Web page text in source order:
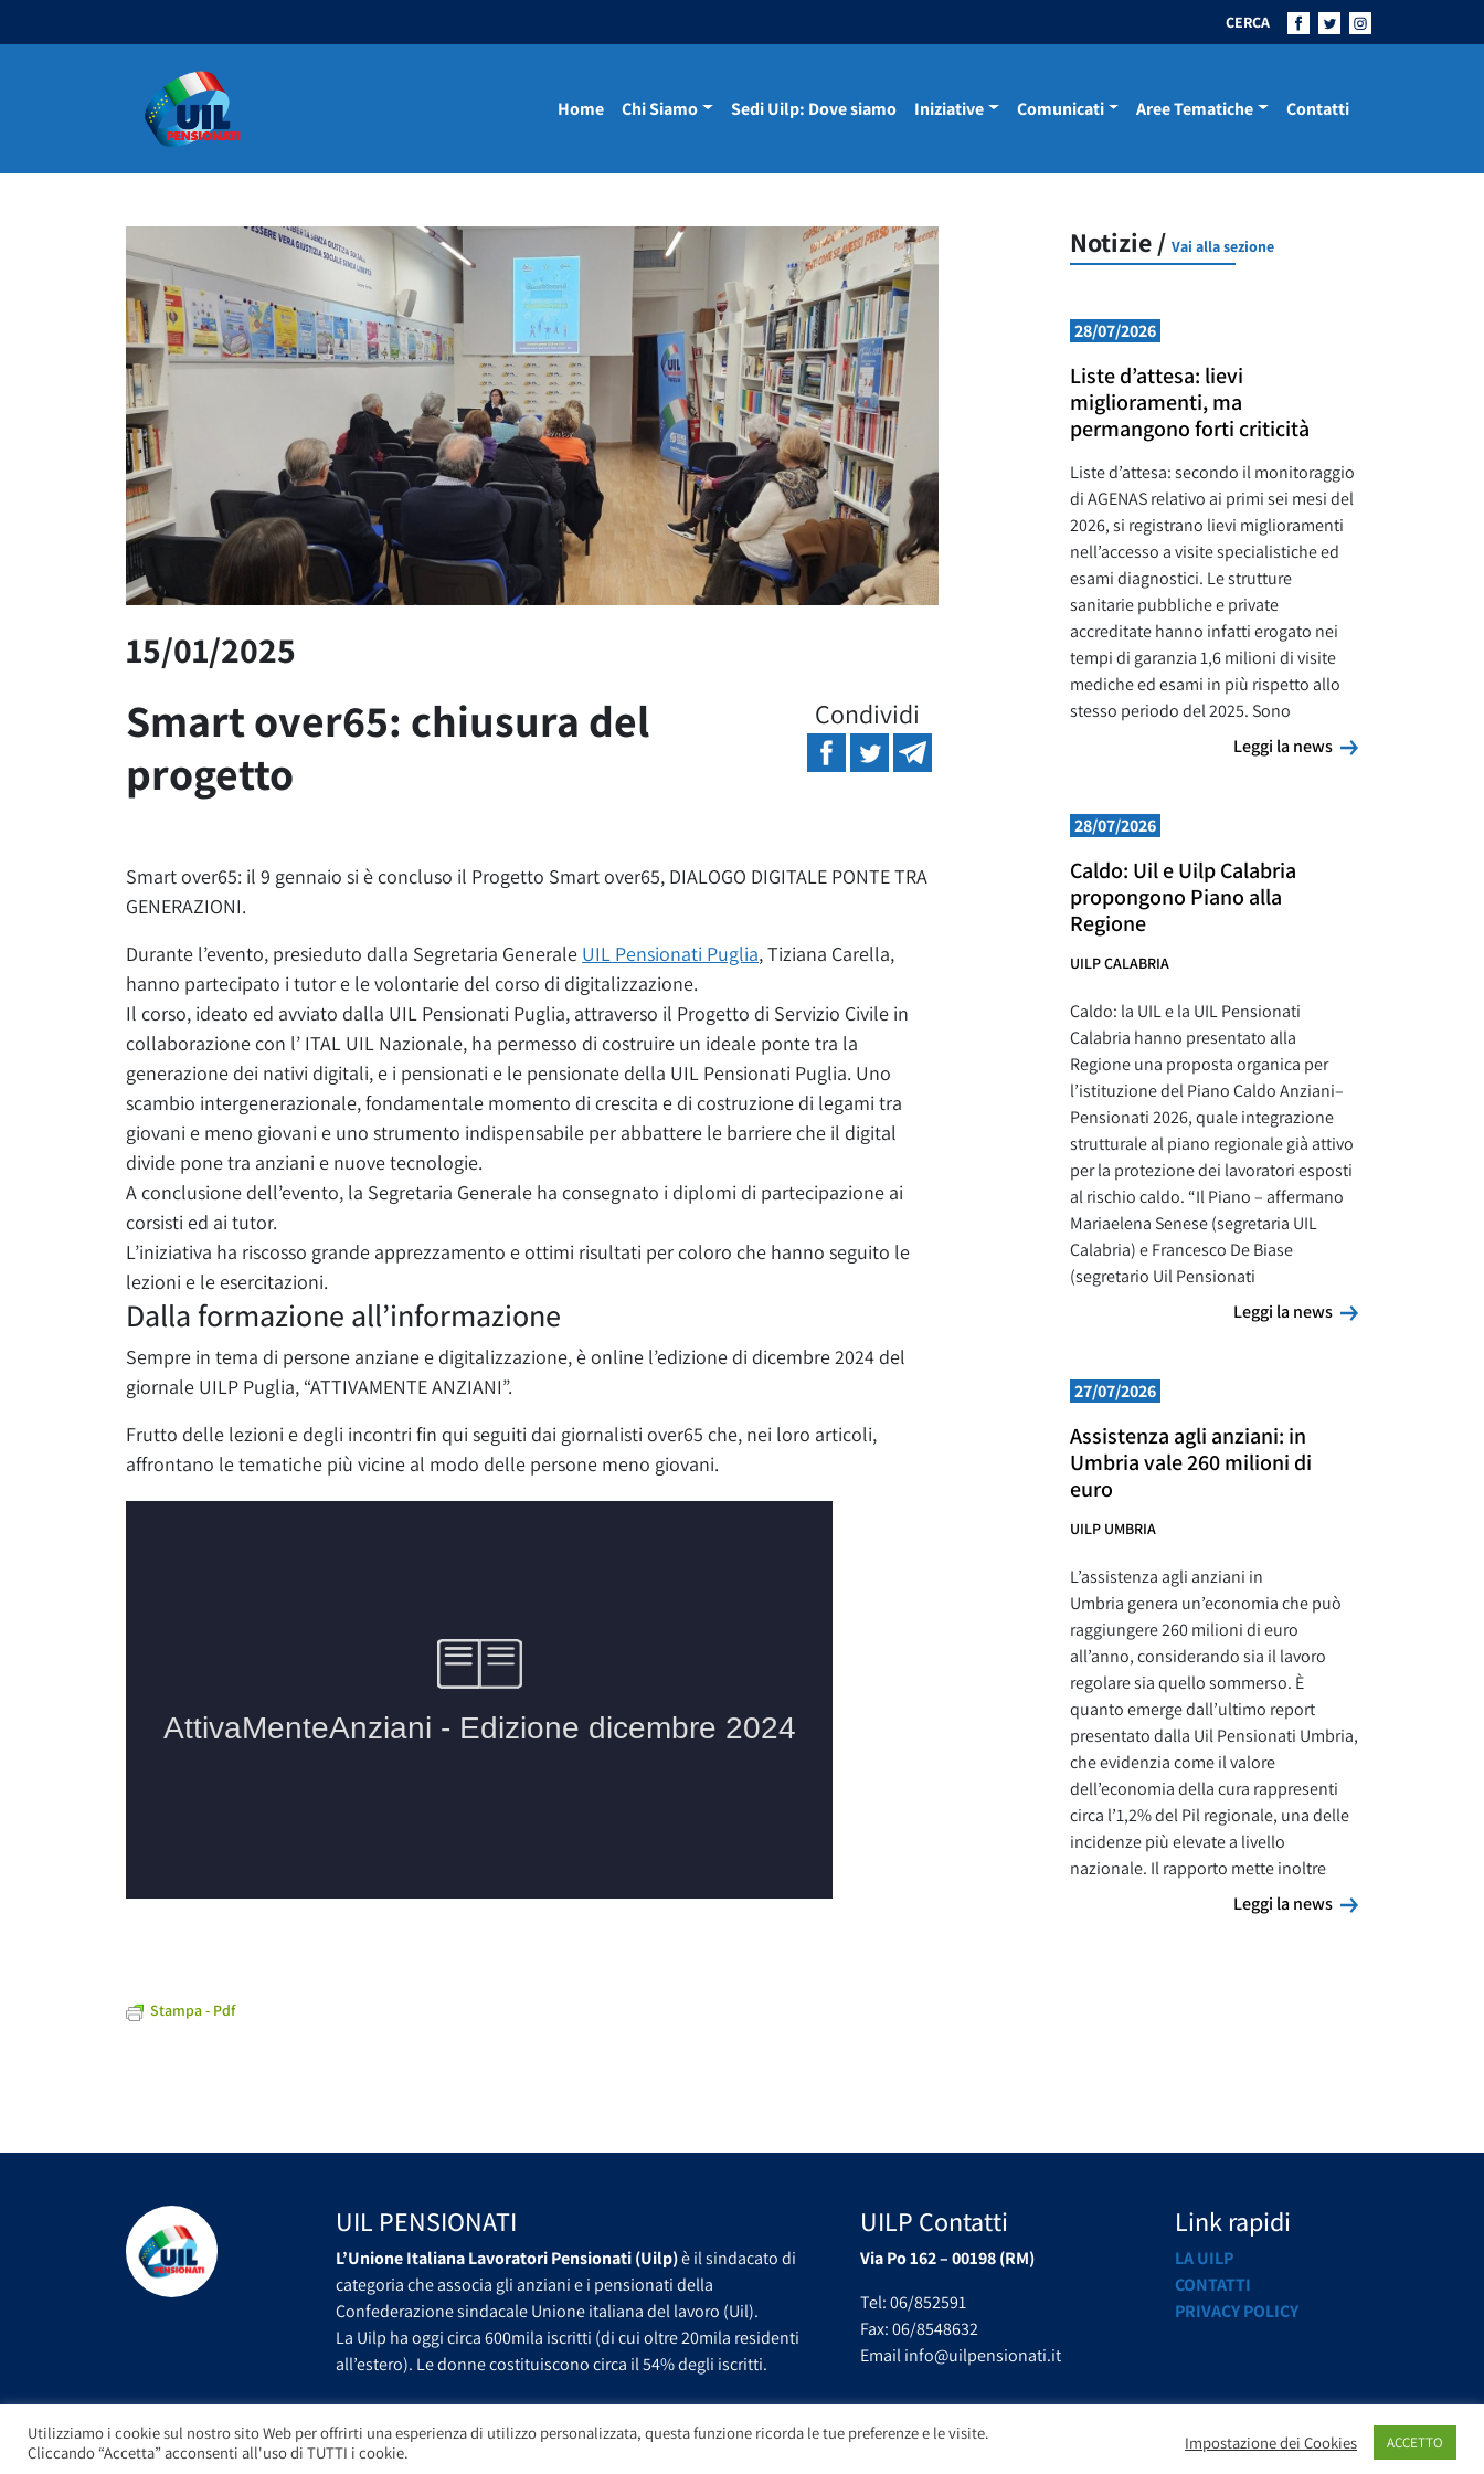
CERCA
Navigazione principale Home Chi Siamo Sedi Uilp: Dove siamo Iniziative Comunicati Aree Tematiche Contatti
15/01/2025
Smart over65: chiusura del
progetto
Condividi
Smart over65: il 9 gennaio si è concluso il Progetto Smart over65, DIALOGO DIGITALE PONTE TRA
GENERAZIONI.
Durante l’evento, presieduto dalla Segretaria Generale UIL Pensionati Puglia, Tiziana Carella,
hanno partecipato i tutor e le volontarie del corso di digitalizzazione.
Il corso, ideato ed avviato dalla UIL Pensionati Puglia, attraverso il Progetto di Servizio Civile in
collaborazione con l’ ITAL UIL Nazionale, ha permesso di costruire un ideale ponte tra la
generazione dei nativi digitali, e i pensionati e le pensionate della UIL Pensionati Puglia. Uno
scambio intergenerazionale, fondamentale momento di crescita e di costruzione di legami tra
giovani e meno giovani e uno strumento indispensabile per abbattere le barriere che il digital
divide pone tra anziani e nuove tecnologie.
A conclusione dell’evento, la Segretaria Generale ha consegnato i diplomi di partecipazione ai
corsisti ed ai tutor.
L’iniziativa ha riscosso grande apprezzamento e ottimi risultati per coloro che hanno seguito le
lezioni e le esercitazioni.
Dalla formazione all’informazione
Sempre in tema di persone anziane e digitalizzazione, è online l’edizione di dicembre 2024 del
giornale UILP Puglia, “ATTIVAMENTE ANZIANI”.
Frutto delle lezioni e degli incontri fin qui seguiti dai giornalisti over65 che, nei loro articoli,
affrontano le tematiche più vicine al modo delle persone meno giovani.
Stampa - Pdf
Notizie / Vai alla sezione
28/07/2026
Liste d’attesa: lievi
miglioramenti, ma
permangono forti criticità
Liste d’attesa: secondo il monitoraggio
di AGENAS relativo ai primi sei mesi del
2026, si registrano lievi miglioramenti
nell’accesso a visite specialistiche ed
esami diagnostici. Le strutture
sanitarie pubbliche e private
accreditate hanno infatti erogato nei
tempi di garanzia 1,6 milioni di visite
mediche ed esami in più rispetto allo
stesso periodo del 2025. Sono
Leggi la news
Leggi la news
28/07/2026
Caldo: Uil e Uilp Calabria
propongono Piano alla
Regione
UILP CALABRIA
Caldo: la UIL e la UIL Pensionati
Calabria hanno presentato alla
Regione una proposta organica per
l’istituzione del Piano Caldo Anziani–
Pensionati 2026, quale integrazione
strutturale al piano regionale già attivo
per la protezione dei lavoratori esposti
al rischio caldo. “Il Piano – affermano
Mariaelena Senese (segretaria UIL
Calabria) e Francesco De Biase
(segretario Uil Pensionati
Leggi la news
Leggi la news
27/07/2026
Assistenza agli anziani: in
Umbria vale 260 milioni di
euro
UILP UMBRIA
L’assistenza agli anziani in
Umbria genera un’economia che può
raggiungere 260 milioni di euro
all’anno, considerando sia il lavoro
regolare sia quello sommerso. È
quanto emerge dall’ultimo report
presentato dalla Uil Pensionati Umbria,
che evidenzia come il valore
dell’economia della cura rappresenti
circa l’1,2% del Pil regionale, una delle
incidenze più elevate a livello
nazionale. Il rapporto mette inoltre
Leggi la news
Leggi la news
UIL PENSIONATI
L’Unione Italiana Lavoratori Pensionati (Uilp)è il sindacato di
categoria che associa gli anziani e i pensionati della
Confederazione sindacale Unione italiana del lavoro (Uil).
La Uilp ha oggi circa 600mila iscritti (di cui oltre 20mila residenti
all’estero). Le donne costituiscono circa il 54% degli iscritti.
UILP Contatti
Via Po 162 – 00198 (RM)
Tel: 06/852591
Fax: 06/8548632
Email info@uilpensionati.it
Link rapidi
LA UILP
CONTATTI
PRIVACY POLICY
Utilizziamo i cookie sul nostro sito Web per offrirti una esperienza di utilizzo personalizzata, questa funzione ricorda le tue preferenze e le visite.
Cliccando “Accetta” acconsenti all'uso di TUTTI i cookie.
Impostazione dei Cookies ACCETTO